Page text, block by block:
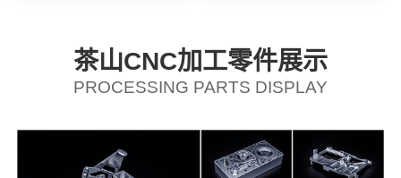
茶山CNC加工零件展示
PROCESSING PARTS DISPLAY